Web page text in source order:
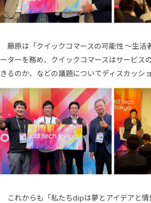
藤原は「クイックコマースの可能性 ～生活
ーターを務め、クイックコマースはサービス
きるのか、などの議題についてディスカッシ
これからも「私たちdipは夢とアイデアと情